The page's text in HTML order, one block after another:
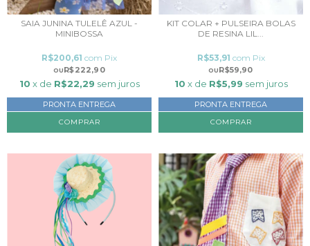
SAIA JUNINA TULELÊ AZUL -
MINIBOSSA
R$222,90
R$200,61 com Pix
10 x de R$22,29 sem juros
PRONTA ENTREGA
COMPRAR
KIT COLAR + PULSEIRA BOLAS
DE RESINA LIL...
R$59,90
R$53,91 com Pix
10 x de R$5,99 sem juros
PRONTA ENTREGA